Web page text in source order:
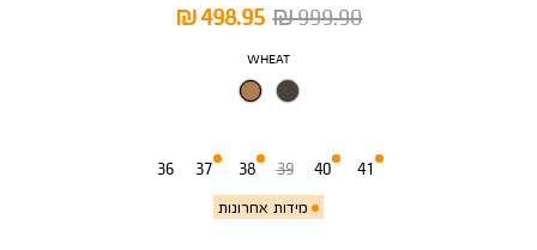
מחיר
מוצר
498.95 ₪
מחיר
999.90 ₪
צבע
WHEAT
36 37
מידות אחרונות
38 39 40 41